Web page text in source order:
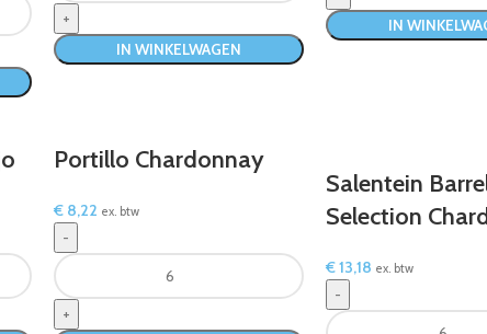
IN WINKELWAGEN
IN
Portillo Chardonnay
€8,22 ex. btw
Salentein
Selection
€13,18 ex. btw